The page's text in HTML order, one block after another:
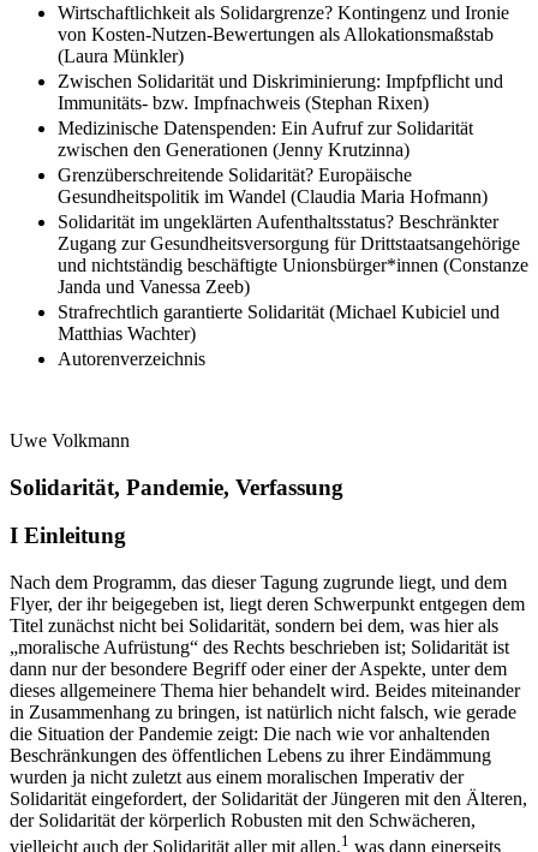
Wirtschaftlichkeit als Solidargrenze? Kontingenz und Ironie
von Kosten-Nutzen-Bewertungen als Allokationsmaßstab
(Laura Münkler)
Zwischen Solidarität und Diskriminierung: Impfpflicht und
Immunitäts- bzw. Impfnachweis (Stephan Rixen)
Medizinische Datenspenden: Ein Aufruf zur Solidarität
zwischen den Generationen (Jenny Krutzinna)
Grenzüberschreitende Solidarität? Europäische
Gesundheitspolitik im Wandel (Claudia Maria Hofmann)
Solidarität im ungeklärten Aufenthaltsstatus? Beschränkter
Zugang zur Gesundheitsversorgung für Drittstaatsangehörige
und nichtständig beschäftigte Unionsbürger*innen (Constanze
Janda und Vanessa Zeeb)
Strafrechtlich garantierte Solidarität (Michael Kubiciel und
Matthias Wachter)
Autorenverzeichnis
Uwe Volkmann
Solidarität, Pandemie, Verfassung
I Einleitung
Nach dem Programm, das dieser Tagung zugrunde liegt, und dem
Flyer, der ihr beigegeben ist, liegt deren Schwerpunkt entgegen dem
Titel zunächst nicht bei Solidarität, sondern bei dem, was hier als
„moralische Aufrüstung“ des Rechts beschrieben ist; Solidarität ist
dann nur der besondere Begriff oder einer der Aspekte, unter dem
dieses allgemeinere Thema hier behandelt wird. Beides miteinander
in Zusammenhang zu bringen, ist natürlich nicht falsch, wie gerade
die Situation der Pandemie zeigt: Die nach wie vor anhaltenden
Beschränkungen des öffentlichen Lebens zu ihrer Eindämmung
wurden ja nicht zuletzt aus einem moralischen Imperativ der
Solidarität eingefordert, der Solidarität der Jüngeren mit den Älteren,
der Solidarität der körperlich Robusten mit den Schwächeren,
vielleicht auch der Solidarität aller mit allen,1 was dann einerseits